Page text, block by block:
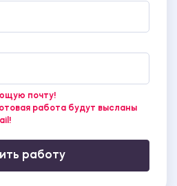
почту!
работа будут высланы
работу